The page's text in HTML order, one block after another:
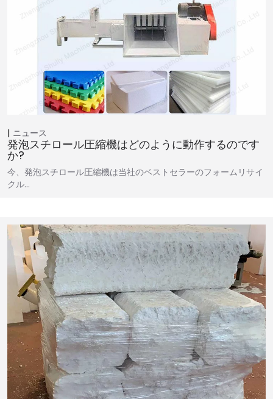
ニュース
発泡スチロール圧縮機はどのように動作するのです
か?
今、発泡スチロール圧縮機は当社のベストセラーのフォームリサイ
クル…